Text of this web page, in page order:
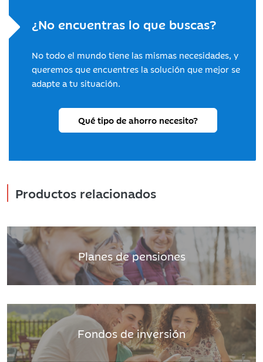
¿No encuentras lo que buscas?
No todo el mundo tiene las mismas necesidades, y
queremos que encuentres la solución que mejor se
adapte a tu situación.
Qué tipo de ahorro necesito?
Productos relacionados
Planes de pensiones
Fondos de inversión